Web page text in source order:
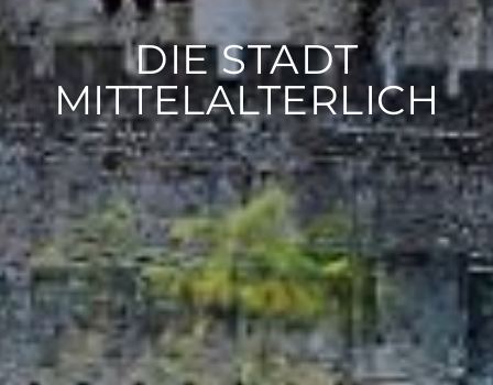
DIE STADT
MITTELALTERLICH